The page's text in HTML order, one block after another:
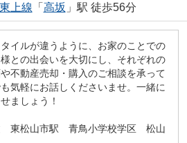
上線 「 高坂 」駅 徒歩56分
イルが違うように、お家のことでの
との出会いを大切にし、それぞれの
不動産売却・購入のご相談を承って
気軽にお話しくださいませ。一緒に
ましょう！
東松山市駅 青鳥小学校学区 松山